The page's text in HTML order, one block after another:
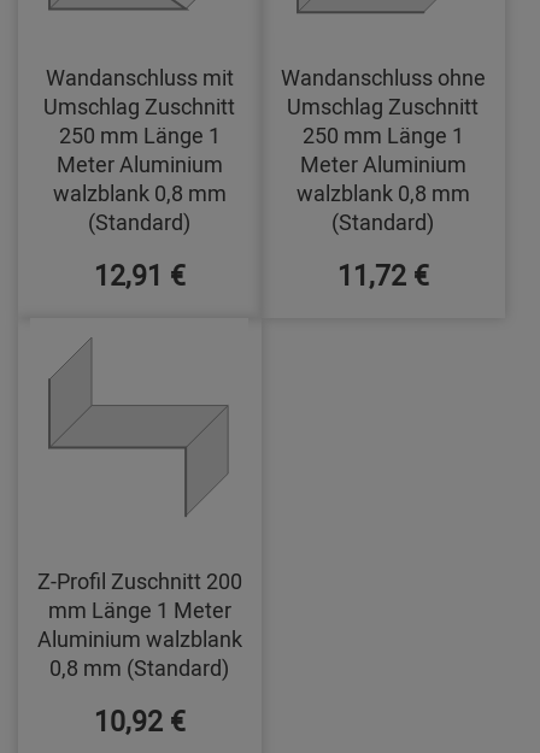
Wandanschluss mit
Umschlag Zuschnitt
250 mm Länge 1
Meter Aluminium
walzblank 0,8 mm
(Standard)
12,91 €
Wandanschluss ohne
Umschlag Zuschnitt
250 mm Länge 1
Meter Aluminium
walzblank 0,8 mm
(Standard)
11,72 €
Z-Profil Zuschnitt 200
mm Länge 1 Meter
Aluminium walzblank
0,8 mm (Standard)
10,92 €